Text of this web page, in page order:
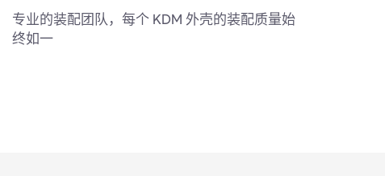
专业的装配团队，每个 KDM 外壳的装配质量始
终如一